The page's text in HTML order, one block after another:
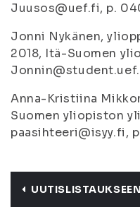
Juusos@uef.fi, p.
Jonni Nykänen,
2018, Itä-Suomen
Anna-Kristiina
Suomen yliopiston
paasihteeri@isyy.fi,
UUTISLISTAUKSEEN